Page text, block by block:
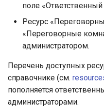
поле «Ответственный
Ресурс
«Переговорные
администратором.
Перечень доступных
справочнике (см.
пополняется
администраторами.